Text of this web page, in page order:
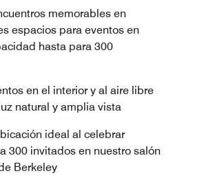
memorables en
espacios para eventos en
hasta para 300
en el interior y al aire libre
natural y amplia vista
ideal al celebrar
300 invitados en nuestro salón
Berkeley